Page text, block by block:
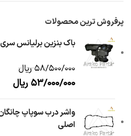
پرفروش ترین محصولات
باک بنزین برلیانس سری ۳۰۰
۵۸/۵۰۰/۰۰۰ریال
۵۳/۰۰۰/۰۰۰ ریال
اصلی